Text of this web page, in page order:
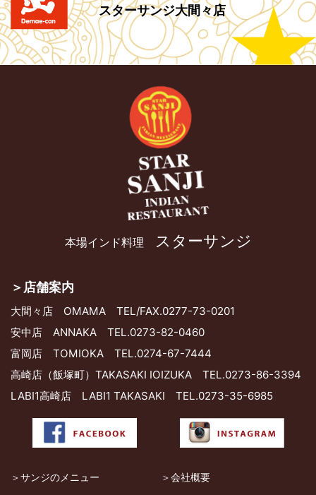
スターサンジ大間々店
本場インド料理 スターサンジ
＞店舗案内
大間々店 OMAMA TEL/FAX.0277-73-0201
安中店 ANNAKA TEL.0273-82-0460
富岡店 TOMIOKA TEL.0274-67-7444
高崎店（飯塚町）TAKASAKI IOIZUKA TEL.0273-86-3394
LABI1高崎店 LABI1 TAKASAKI TEL.0273-35-6985
＞サンジのメニュー ＞会社概要